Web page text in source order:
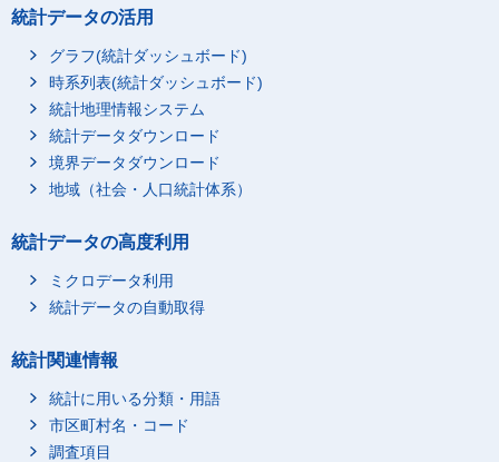
統計データの活用
グラフ(統計ダッシュボード)
時系列表(統計ダッシュボード)
統計地理情報システム
統計データダウンロード
境界データダウンロード
地域（社会・人口統計体系）
統計データの高度利用
ミクロデータ利用
統計データの自動取得
統計関連情報
統計に用いる分類・用語
市区町村名・コード
調査項目